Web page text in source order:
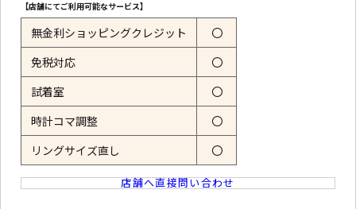
【店舗にてご利用可能なサービス】
無金利ショッピングクレジット 〇
免税対応 〇
試着室 〇
時計コマ調整 〇
リングサイズ直し 〇
店舗へ直接問い合わせ